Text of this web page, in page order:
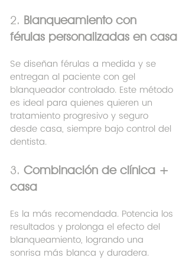
2. Blanqueamiento con
férulas personalizadas en casa
Se diseñan férulas a medida y se
entregan al paciente con gel
blanqueador controlado. Este método
es ideal para quienes quieren un
tratamiento progresivo y seguro
desde casa, siempre bajo control del
dentista.
3. Combinación de clínica +
casa
Es la más recomendada. Potencia los
resultados y prolonga el efecto del
blanqueamiento, logrando una
sonrisa más blanca y duradera.